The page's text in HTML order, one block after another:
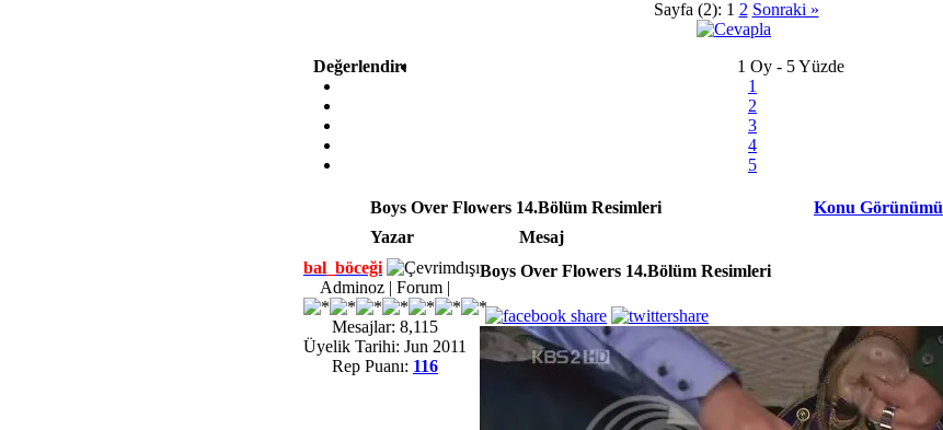
Sayfa (2): 1 2 Sonraki »
Değerlendir:
1 Oy - 5 Yüzde
1
2
3
4
5
Konu Görünümü
Boys Over Flowers 14.Bölüm Resimleri
Yazar
Mesaj
bal_böceği
Adminoz | Forum |
Mesajlar: 8,115
Üyelik Tarihi: Jun 2011
Rep Puanı: 116
Boys Over Flowers 14.Bölüm Resimleri